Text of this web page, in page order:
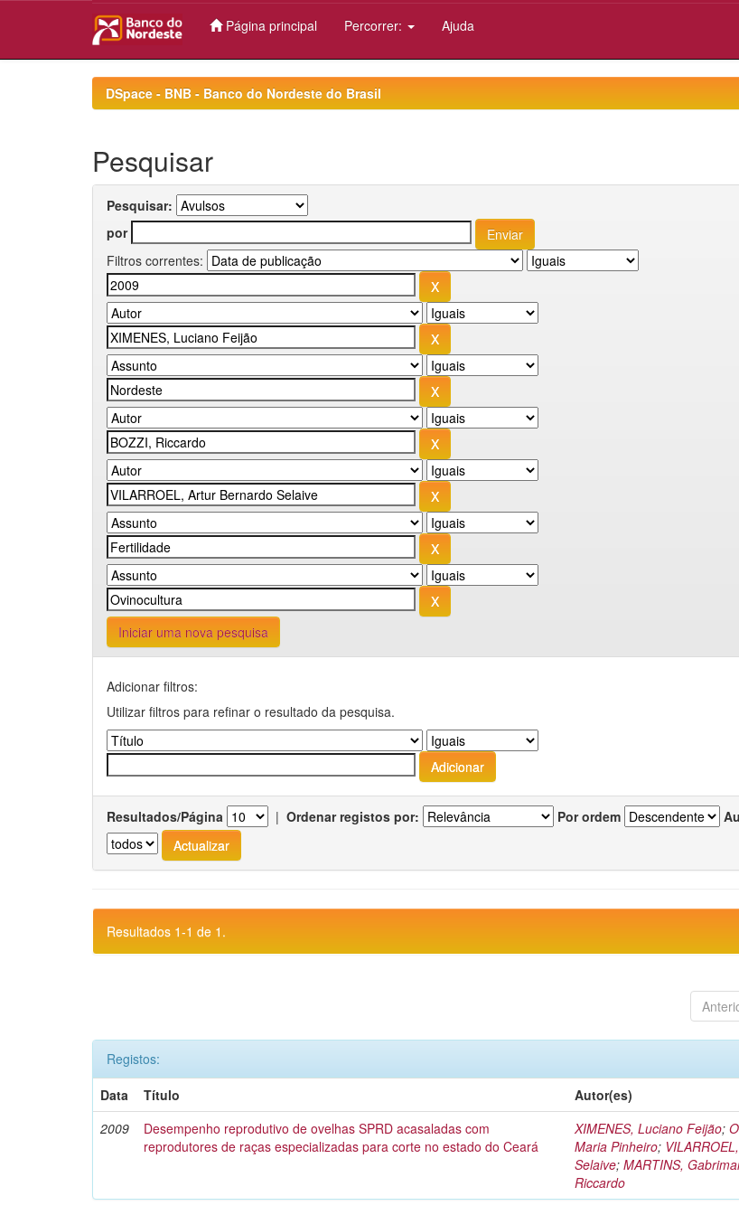
Página principal Percorrer: Ajuda
DSpace - BNB - Banco do Nordeste do Brasil
Pesquisar
Pesquisar:
por
Filtros correntes:
Iniciar uma nova pesquisa
Adicionar filtros:
Utilizar filtros para refinar o resultado da pesquisa.
Resultados/Página | Ordenar registos por: Por ordem
Resultados 1-1 de 1.
Registos:
Data
Título
Autor(es)
2009
Desempenho reprodutivo de ovelhas SPRD acasaladas com
reprodutores de raças especializadas para corte no estado do Ceará
XIMENES, Luciano Feijão;
Maria Pinheiro;
Selaive;MARTINS,
Riccardo